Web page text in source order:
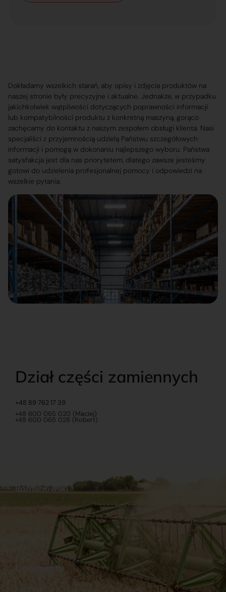
Dokładamy wszelkich starań, aby opisy i zdjęcia produktów na
naszej stronie były precyzyjne i aktualne. Jednakże, w przypadku
jakichkolwiek wątpliwości dotyczących poprawności informacji
lub kompatybilności produktu z konkretną maszyną, gorąco
zachęcamy do kontaktu z naszym zespołem obsługi klienta. Nasi
specjaliści z przyjemnością udzielą Państwu szczegółowych
informacji i pomogą w dokonaniu najlepszego wyboru. Państwa
satysfakcja jest dla nas priorytetem, dlatego zawsze jesteśmy
gotowi do udzielenia profesjonalnej pomocy i odpowiedzi na
wszelkie pytania.
Dział części zamiennych
+48 89 762 17 39
+48 600 065 020 (Maciej)
+48 600 065 028 (Robert)
Dokumenty
Regulamin Dostawy
Romanowski
Sklep internetowy
Praca
Ubezpieczenia